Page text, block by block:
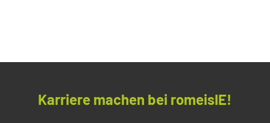
Karriere machen bei romeisIE!